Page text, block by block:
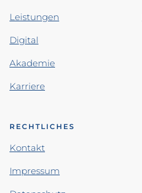
Leistungen
Digital
Akademie
Karriere
RECHTLICHES
Kontakt
Impressum